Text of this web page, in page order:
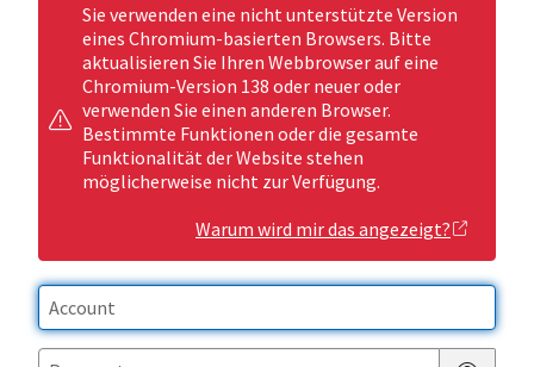
Sie verwenden eine nicht unterstützte Version
eines Chromium-basierten Browsers. Bitte
aktualisieren Sie Ihren Webbrowser auf eine
Chromium-Version 138 oder neuer oder
verwenden Sie einen anderen Browser.
Bestimmte Funktionen oder die gesamte
Funktionalität der Website stehen
möglicherweise nicht zur Verfügung.
Warum wird mir das angezeigt?